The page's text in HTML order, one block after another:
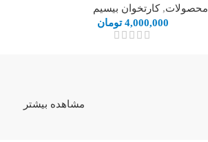
محصولات, کارتخوان بیسیم
4,000,000 تومان
مشاهده بیشتر